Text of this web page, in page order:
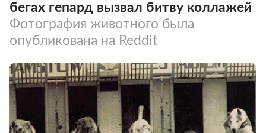
бегах гепард вызвал битву коллажей
Фотография животного была
опубликована на Reddit